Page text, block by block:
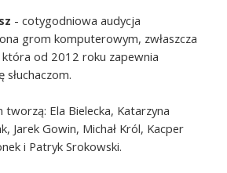
- cotygodniowa audycja
grom komputerowym, zwłaszcza
która od 2012 roku zapewnia
słuchaczom.
tworzą: Ela Bielecka, Katarzyna
Jarek Gowin, Michał Król, Kacper
i Patryk Srokowski.